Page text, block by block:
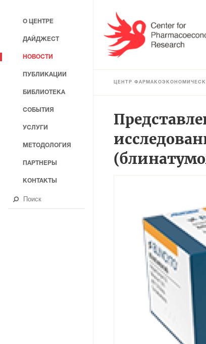
ЦЕНТР
О ЦЕНТРЕ
ДАЙДЖЕСТ
НОВОСТИ
ПУБЛИКАЦИИ
БИБЛИОТЕКА
СОБЫТИЯ
УСЛУГИ
МЕТОДОЛОГИЯ
ПАРТНЕРЫ
КОНТАКТЫ